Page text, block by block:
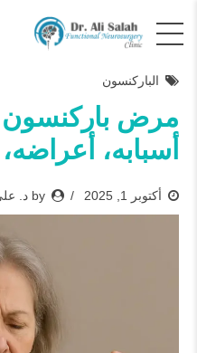
الباركنسون
مرض
أسبابه،
أكتوبر 1, 2025 by د. علي صلاح